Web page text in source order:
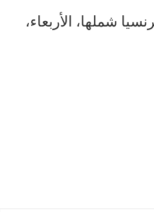
‘فينيستير’ ضمن 58 إقليما فرنسيا شملها، الأربعاء،